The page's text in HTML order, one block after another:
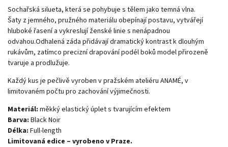
Sochařská silueta, která se pohybuje s tělem jako temná vlna.
Šaty z jemného, pružného materiálu obepínají postavu, vytvářejí
hluboké řasení a vykreslují ženské linie s nenápadnou
odvahou.Odhalená záda přidávají dramatický kontrast k dlouhým
rukávům, zatímco precizní drapování podél boků model přirozeně
tvaruje a prodlužuje.
Každý kus je pečlivě vyroben v pražském ateliéru ANAMÉ, v
limitovaném počtu pro zachování výjimečnosti.
Materiál: měkký elastický úplet s tvarujícím efektem
Barva: Black Noir
Délka: Full-length
Limitovaná edice – vyrobeno v Praze.